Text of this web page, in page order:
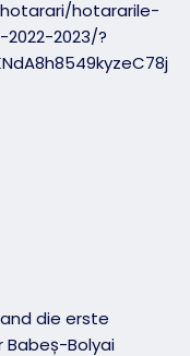
hotararile-
2023/?
die erste
Babeș-Bolyai